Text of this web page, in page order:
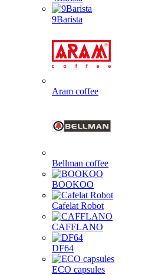
9Barista
Aram coffee
Bellman coffee
BOOKOO
Cafelat Robot
CAFFLANO
DF64
ECO capsules